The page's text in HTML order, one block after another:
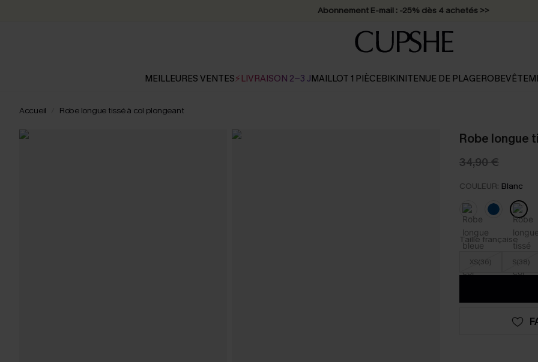
Abonnement E-mail : -25% dès 4 achetés >>
MEILLEURES VENTES⚡LIVRAISON 2-3 JMAILLOT 1 PIÈCEBIKINITENUE DE PLAGEROBE
Accueil Robe longue tissé à col plongeant
Robe longue
34,90 €
COULEUR: Blanc
Taille française
XS(36) S(38)